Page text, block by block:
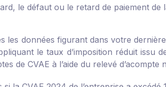
le défaut ou le retard de paiement de
les données figurant dans votre
le taux d’imposition réduit issu
de CVAE à l’aide du relevé d’acompte